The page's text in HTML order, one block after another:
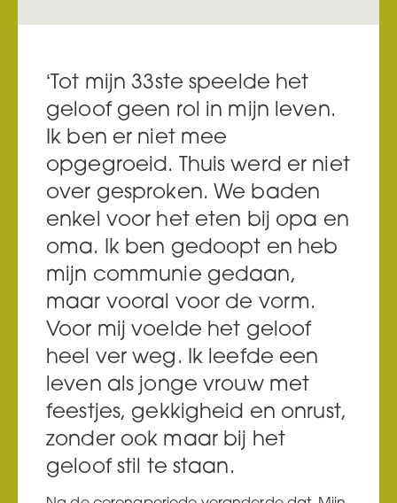
‘Tot mijn 33ste speelde het
geloof geen rol in mijn leven.
Ik ben er niet mee
opgegroeid. Thuis werd er niet
over gesproken. We baden
enkel voor het eten bij opa en
oma. Ik ben gedoopt en heb
mijn communie gedaan,
maar vooral voor de vorm.
Voor mij voelde het geloof
heel ver weg. Ik leefde een
leven als jonge vrouw met
feestjes, gekkigheid en onrust,
zonder ook maar bij het
geloof stil te staan.